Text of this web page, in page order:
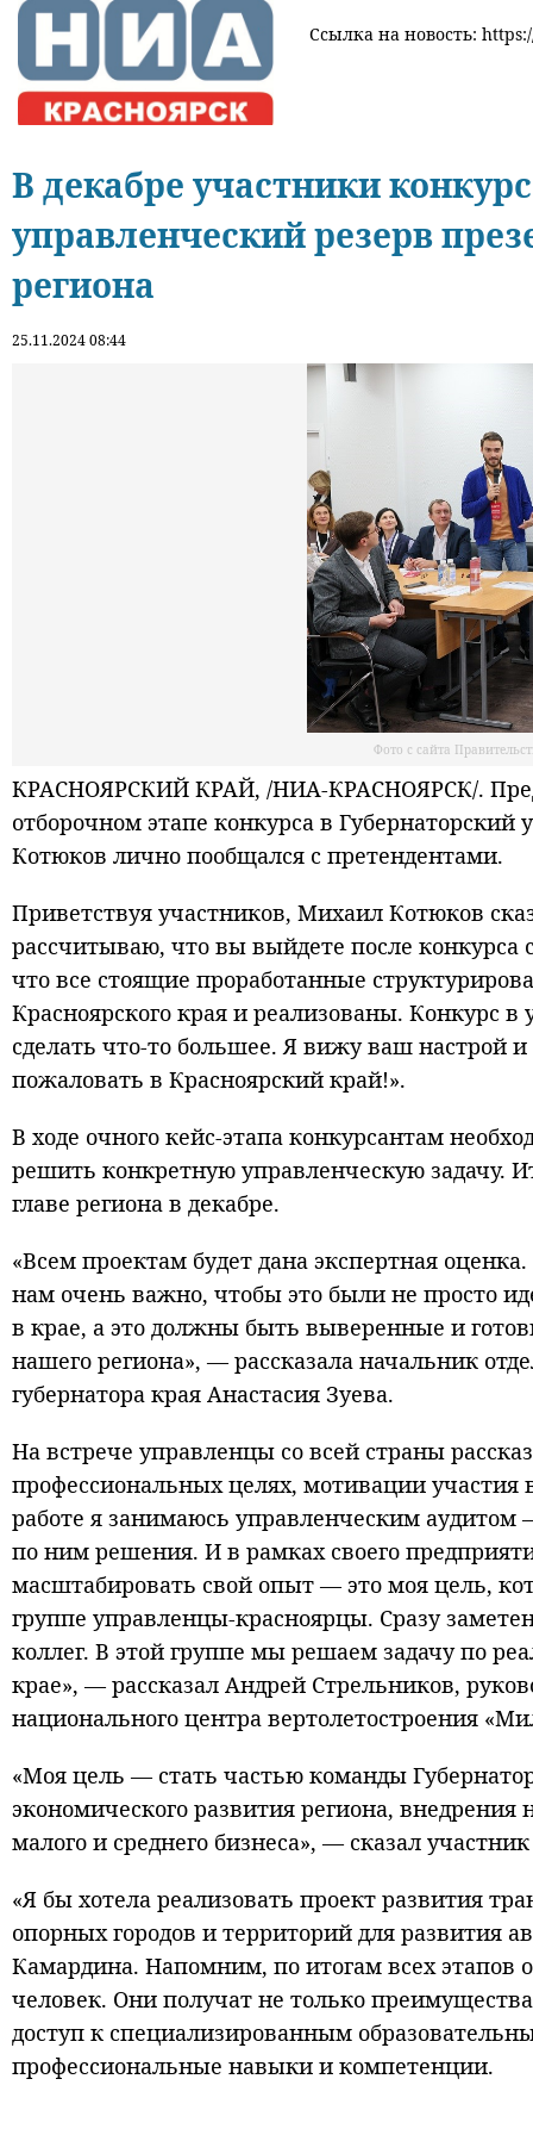
Ссылка на новость:
В декабре участники
управленческий резерв
региона
25.11.2024 08:44
Фото с сайта
КРАСНОЯРСКИЙ КРАЙ, /НИА-КРАСНОЯРСК/.
отборочном этапе конкурса в
Котюков лично пообщался с претендентами.
Приветствуя участников, Михаил Котюков
рассчитываю, что вы выйдете после
что все стоящие проработанные
Красноярского края и реализованы. Конкурс
сделать что-то большее. Я вижу ваш настрой
пожаловать в Красноярский край!».
В ходе очного кейс-этапа конкурсантам
решить конкретную управленческую задачу.
главе региона в декабре.
«Всем проектам будет дана экспертная
нам очень важно, чтобы это были не просто
в крае, а это должны быть выверенные и
нашего региона», — рассказала начальник
губернатора края Анастасия Зуева.
На встрече управленцы со всей страны
профессиональных целях, мотивации участия
работе я занимаюсь управленческим
по ним решения. И в рамках своего
масштабировать свой опыт — это моя цель,
группе управленцы-красноярцы. Сразу
коллег. В этой группе мы решаем задачу по
крае», — рассказал Андрей Стрельников,
национального центра вертолетостроения
«Моя цель — стать частью команды
экономического развития региона,
малого и среднего бизнеса», — сказал
«Я бы хотела реализовать проект развития
опорных городов и территорий для развития
Камардина. Напомним, по итогам всех этапов
человек. Они получат не только
доступ к специализированным
профессиональные навыки и компетенции.